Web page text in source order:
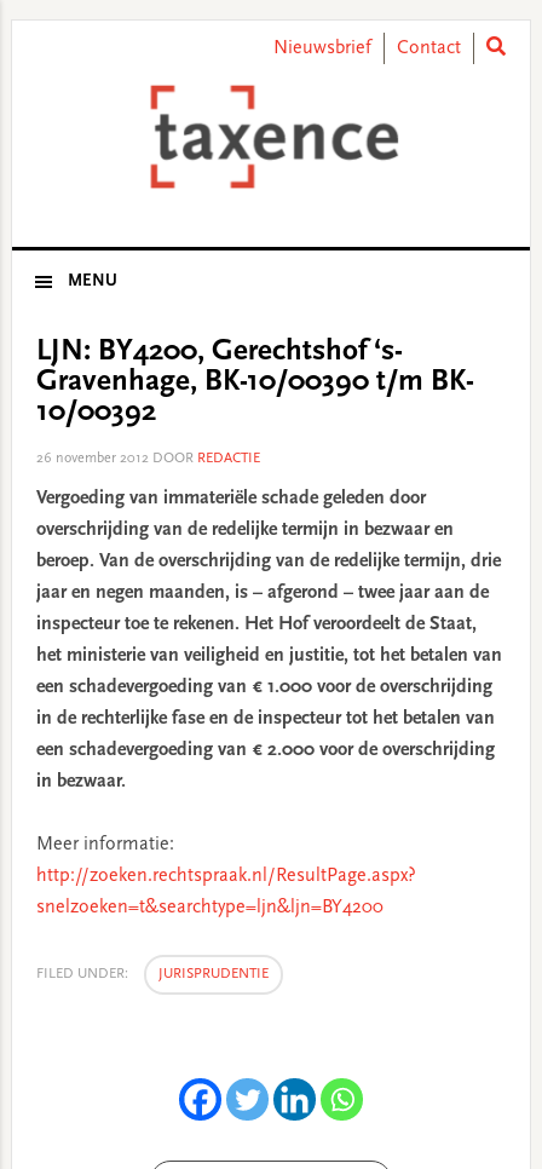
Nieuwsbrief Contact
MENU
LJN: BY4200, Gerechtshof ‘s-
Gravenhage, BK-10/00390 t/m BK-
10/00392
26 november 2012DOOR REDACTIE
Vergoeding van immateriële schade geleden door
overschrijding van de redelijke termijn in bezwaar en
beroep. Van de overschrijding van de redelijke termijn, drie
jaar en negen maanden, is – afgerond – twee jaar aan de
inspecteur toe te rekenen. Het Hof veroordeelt de Staat,
het ministerie van veiligheid en justitie, tot het betalen van
een schadevergoeding van € 1.000 voor de overschrijding
in de rechterlijke fase en de inspecteur tot het betalen van
een schadevergoeding van € 2.000 voor de overschrijding
in bezwaar.
Meer informatie:
http://zoeken.rechtspraak.nl/ResultPage.aspx?
snelzoeken=t&searchtype=ljn&ljn=BY4200
FILED UNDER: JURISPRUDENTIE